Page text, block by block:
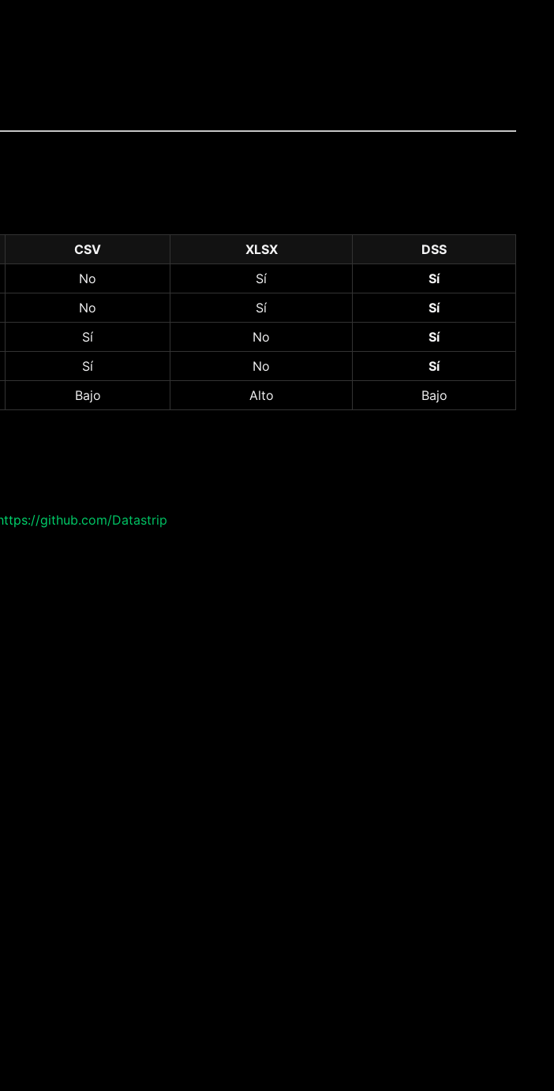
CSV XLSX
DSS
No Sí
Sí
No Sí
Sí
Sí No
Sí
Sí No
Sí
Bajo Alto Bajo
github.com/Datastrip